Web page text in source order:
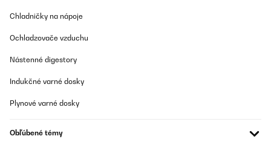
Chladničky na nápoje
Ochladzovače vzduchu
Nástenné digestory
Indukčné varné dosky
Plynové varné dosky
Obľúbené témy